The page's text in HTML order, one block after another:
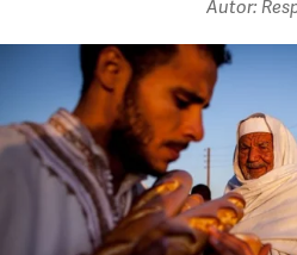
Autor: